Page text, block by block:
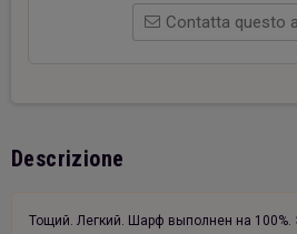
Contatta questo
Descrizione
Тощий. Легкий. Шарф выполнен на 100%.